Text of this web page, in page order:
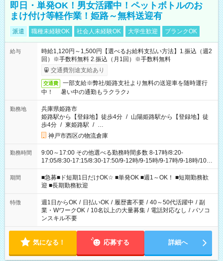
即日・単発OK！男女活躍中！ペットボトルのお
まけ付け等軽作業！姫路～無料送迎有
派遣 職種未経験OK 社会人未経験OK 大学生歓迎 ブランクOK
給与
時給1,120円～1,500円【選べるお給料支払い方法】1.振込（週2
回）※手数料無料 2.振込（月1回）※手数料無料
交通費別途支給あり
交通費
一部支給※弊社/姫路支社より無料の送迎車を随時運行
中！ 暑い中の通勤もラクラク♪
勤務地
兵庫県姫路市
姫路駅から【登録地】徒歩4分 / 山陽姫路駅から【登録地】徒
歩4分 / 東姫路駅 / …
神戸市西区の物流倉庫
勤務時間
9:00～17:00 その他選べる勤務時間多数 8-17時/8:20-
17:05/8:30-17:15/8:30-17:50/9-12時/9-15時/9-17時/9-18時/10-
18時 などなど！ ご都合に合わせてお選びいただけます〇
期間
■急募■ド短期1日だけOK☆ ■単発OK ■週1～OK！ ■短期勤務歓
迎 ■長期勤務歓迎
特徴 週1日からOK / 日払いOK / 履歴書不要 / 40～50代活躍中 / 副
業・WワークOK / 10名以上の大量募集 / 電話対応なし / パソコ
ンスキル不要
気になる！ 応募する 詳細へ